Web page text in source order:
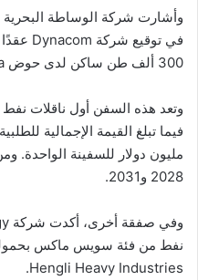
وأشارت شركة الوساطة البحرية
في توقيع شركة عقدًا
300 ألف طن ساكن لدى حوض
وتعد هذه السفن أول ناقلات نفط
فيما تبلغ القيمة الإجمالية للطلبية
مليون دولار للسفينة الواحدة.
2028 و2031.
وفي صفقة أخرى، أكدت شركة
نفط من فئة سويس ماكس
Hengli Heavy Industries.